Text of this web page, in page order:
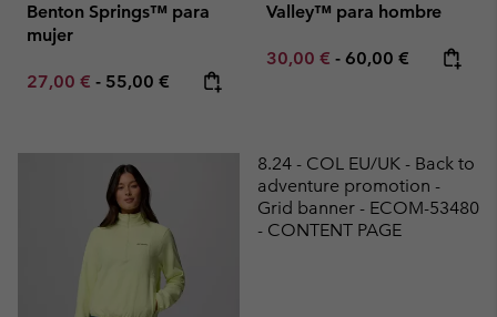
Benton Springs™ para
mujer
Minimum sale price:
27,00 € - Maximum price:
55,00 €
Valley™ para hombre
Minimum sale price:
30,00 € - Maximum price:
60,00 €
8.24 - COL EU/UK - Back to
adventure promotion -
Grid banner - ECOM-53480
- CONTENT PAGE